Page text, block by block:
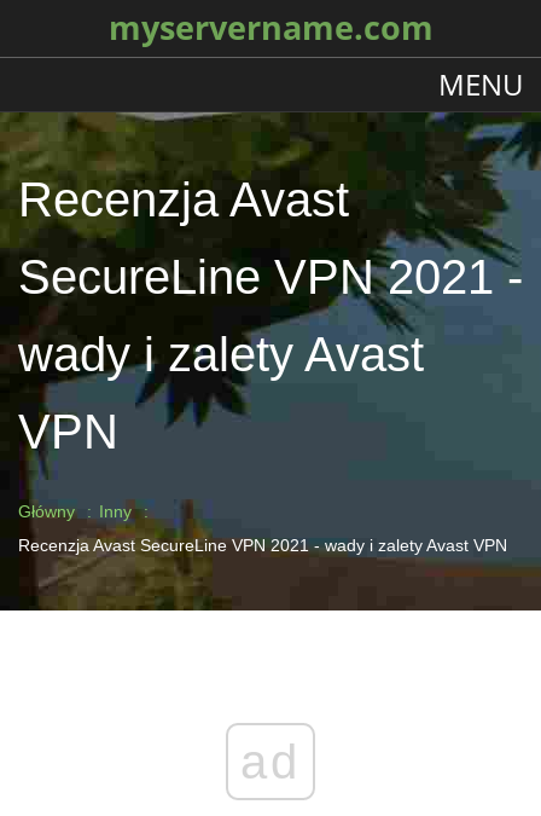
myservername.com
MENU
Recenzja Avast
SecureLine VPN 2021 -
wady i zalety Avast
VPN
Główny
Inny
Recenzja Avast SecureLine VPN 2021 - wady i zalety Avast VPN
ad